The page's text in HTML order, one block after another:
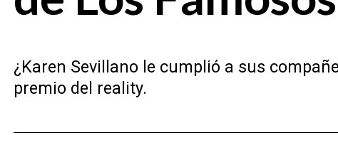
¿Karen Sevillano le cumplió a sus
premio del reality.